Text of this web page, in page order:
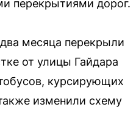
перекрытиями дорог.
месяца перекрыли
от улицы Гайдара
курсирующих
изменили схему